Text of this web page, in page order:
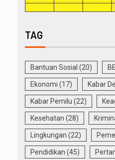
TAG
Bantuan Sosial (20)
Ekonomi (17) Kabar
Kabar Pemilu (22)
Kesehatan (28)
Lingkungan (22)
Pendidikan (45)